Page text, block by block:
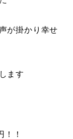
が掛かり幸せ
ます
！